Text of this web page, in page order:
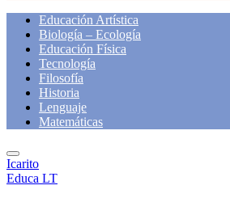
Educación Artística
Biología – Ecología
Educación Física
Tecnología
Filosofía
Historia
Lenguaje
Matemáticas
Icarito
Educa LT